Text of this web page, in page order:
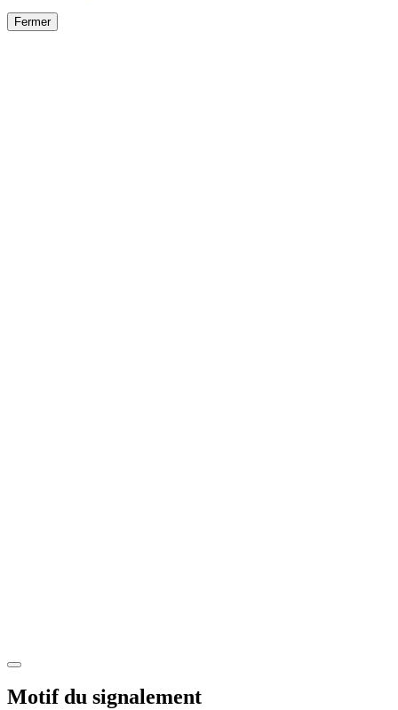
Fermer
Motif du signalement